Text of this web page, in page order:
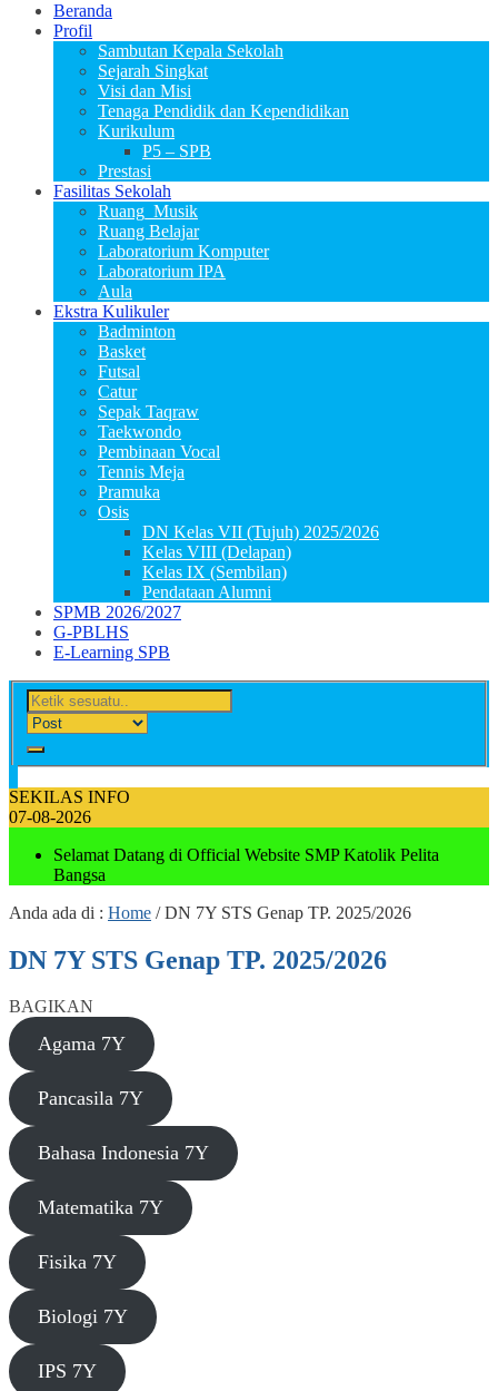
Beranda
Profil
Sambutan Kepala Sekolah
Sejarah Singkat
Visi dan Misi
Tenaga Pendidik dan Kependidikan
Kurikulum
P5 – SPB
Prestasi
Fasilitas Sekolah
Ruang_Musik
Ruang Belajar
Laboratorium Komputer
Laboratorium IPA
Aula
Ekstra Kulikuler
Badminton
Basket
Futsal
Catur
Sepak Taqraw
Taekwondo
Pembinaan Vocal
Tennis Meja
Pramuka
Osis
DN Kelas VII (Tujuh) 2025/2026
Kelas VIII (Delapan)
Kelas IX (Sembilan)
Pendataan Alumni
SPMB 2026/2027
G-PBLHS
E-Learning SPB
SEKILAS INFO
07-08-2026
Selamat Datang di Official Website SMP Katolik Pelita
Bangsa
Anda ada di : Home /DN 7Y STS Genap TP. 2025/2026
DN 7Y STS Genap TP. 2025/2026
BAGIKAN
Agama 7Y
Pancasila 7Y
Bahasa Indonesia 7Y
Matematika 7Y
Fisika 7Y
Biologi 7Y
IPS 7Y